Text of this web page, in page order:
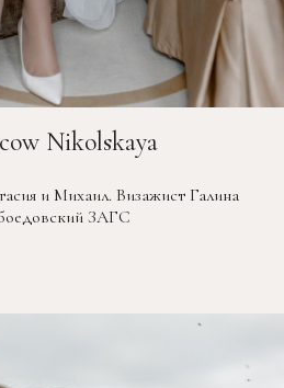
Nikolskaya
и Михаил. Визажист Галина
ЗАГС